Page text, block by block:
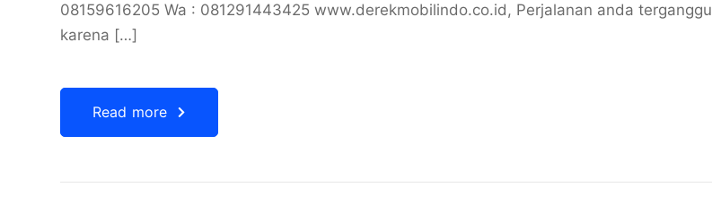
08159616205 Wa : 081291443425 www.derekmobilindo.co.id, Perjalanan anda terganggu
karena […]
Read more